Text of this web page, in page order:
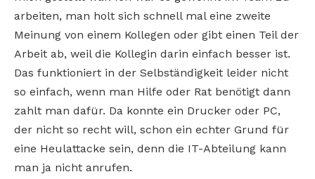
arbeiten, man holt sich schnell mal eine zweite
Meinung von einem Kollegen oder gibt einen Teil der
Arbeit ab, weil die Kollegin darin einfach besser ist.
Das funktioniert in der Selbständigkeit leider nicht
so einfach, wenn man Hilfe oder Rat benötigt dann
zahlt man dafür. Da konnte ein Drucker oder PC,
der nicht so recht will, schon ein echter Grund für
eine Heulattacke sein, denn die IT-Abteilung kann
man ja nicht anrufen.